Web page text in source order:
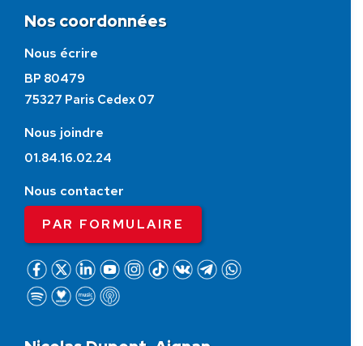
Nos coordonnées
Nous écrire
BP 80479
75327 Paris Cedex 07
Nous joindre
01.84.16.02.24
Nous contacter
PAR FORMULAIRE